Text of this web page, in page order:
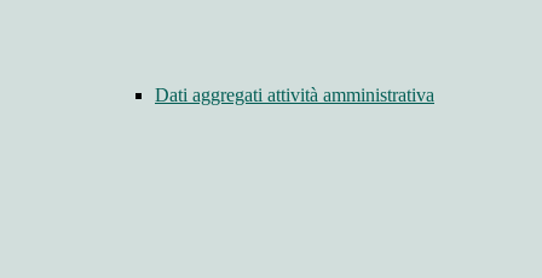
Dati aggregati attività amministrativa